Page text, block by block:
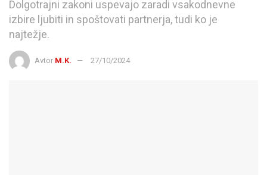
Dolgotrajni zakoni uspevajo zaradi vsakodnevne
izbire ljubiti in spoštovati partnerja, tudi ko je
najtežje.
Avtor M.K. 27/10/2024